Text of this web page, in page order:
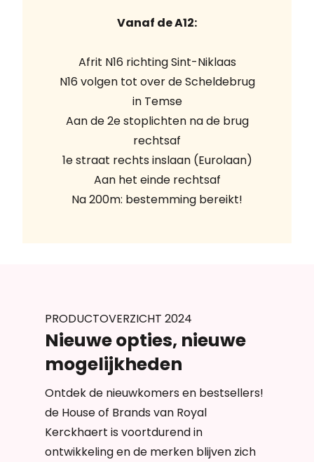
Vanaf de A12:
Afrit N16 richting Sint-Niklaas
N16 volgen tot over de Scheldebrug
in Temse
Aan de 2e stoplichten na de brug
rechtsaf
1e straat rechts inslaan (Eurolaan)
Aan het einde rechtsaf
Na 200m: bestemming bereikt!
PRODUCTOVERZICHT 2024
Nieuwe opties, nieuwe
mogelijkheden
Ontdek de nieuwkomers en bestsellers!
de House of Brands van Royal
Kerckhaert is voortdurend in
ontwikkeling en de merken blijven zich